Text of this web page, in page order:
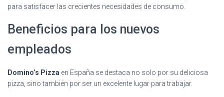
para satisfacer las crecientes necesidades de consumo.
Beneficios para los nuevos
empleados
Domino’s Pizza en España se destaca no solo por su deliciosa
pizza, sino también por ser un excelente lugar para trabajar.